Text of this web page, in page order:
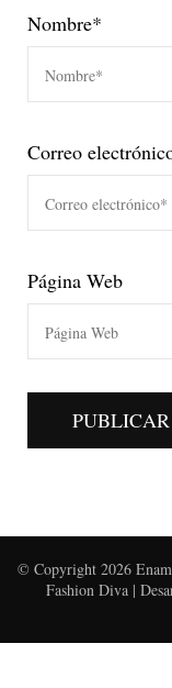
Nombre*
Correo
Página Web
© Copyright 2026
Fashion Diva |